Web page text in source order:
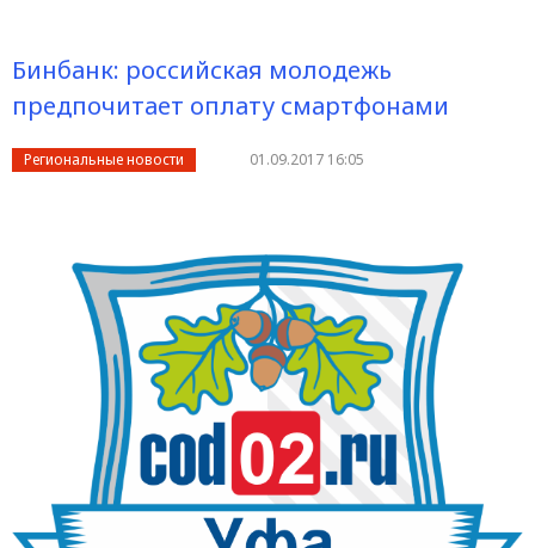
Бинбанк: российская молодежь
предпочитает оплату смартфонами
Региональные новости 01.09.2017 16:05